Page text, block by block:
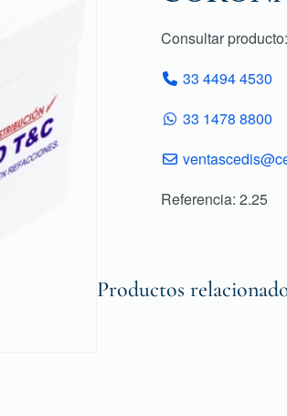
Consultar producto:
33 4494 4530
33 1478 8800
Referencia: 2.25
Productos